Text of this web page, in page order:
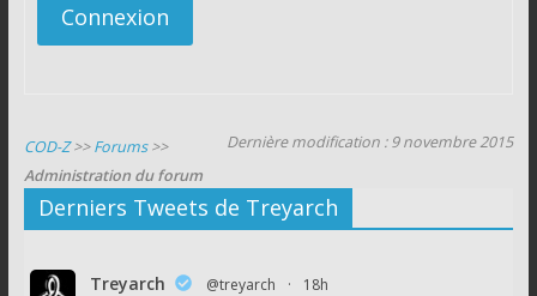
Connexion
Dernière modification : 9 novembre 2015
COD-Z>>Forums>>
Administration du forum
Derniers Tweets de Treyarch
Treyarch @treyarch · 18h